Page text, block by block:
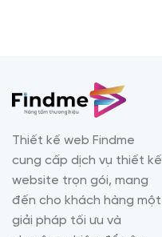
Thiết kế web Findme
cung cấp dịch vụ thiết kế
website trọn gói, mang
đến cho khách hàng một
giải pháp tối ưu và